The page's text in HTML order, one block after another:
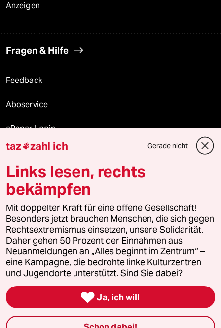
Anzeigen
Fragen & Hilfe
Feedback
Aboservice
ePaper Login
Downloads für Abonnierende
© 2026 taz Verlags und Vertriebs GmbH
Alle Rechte vorbehalten. Bei rechtlichen Fragen oder für Genehmigungen
wenden Sie sich bitte an
lizenzen@taz.de
Feedback Redaktionsstatut Kommune-Richtlinien
Leitlinie Informant Datenschutz Impressum AGB
Seitenwende Einwilligungen widerrufen (Ads)
taz zahl ich Gerade nicht
Links lesen, rechts
bekämpfen
Mit doppelter Kraft für eine offene Gesellschaft!
Besonders jetzt brauchen Menschen, die sich gegen
Rechtsextremismus einsetzen, unsere Solidarität.
Daher gehen 50 Prozent der Einnahmen aus
Neuanmeldungen an „Alles beginnt im Zentrum“ –
eine Kampagne, die bedrohte linke Kulturzentren
und Jugendorte unterstützt. Sind Sie dabei?
 Ja, ich will